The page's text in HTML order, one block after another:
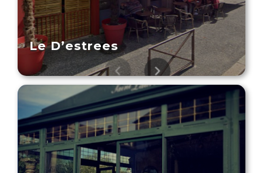
Le D’estrees